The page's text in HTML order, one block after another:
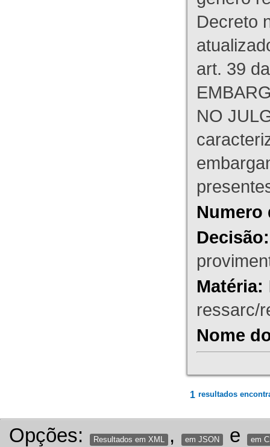
Decreto
art. 39
NO
Numero
Decisão:
Matéria:
ressarc/
Nome
1 resultados
Opções: Resultados em XML , em JSON e em